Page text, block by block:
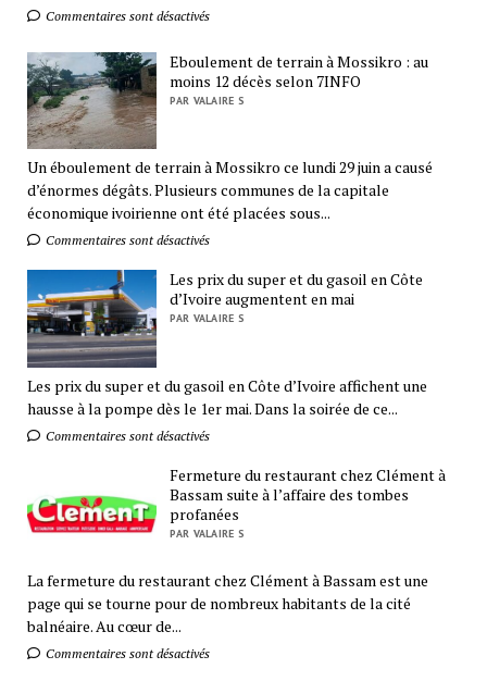
Commentaires sont désactivés
Eboulement de terrain à Mossikro : au
moins 12 décès selon 7INFO
PAR VALAIRE S
Un éboulement de terrain à Mossikro ce lundi 29 juin a causé
d’énormes dégâts. Plusieurs communes de la capitale
économique ivoirienne ont été placées sous...
Commentaires sont désactivés
Les prix du super et du gasoil en Côte
d’Ivoire augmentent en mai
PAR VALAIRE S
Les prix du super et du gasoil en Côte d’Ivoire affichent une
hausse à la pompe dès le 1er mai. Dans la soirée de ce...
Commentaires sont désactivés
Fermeture du restaurant chez Clément à
Bassam suite à l’affaire des tombes
profanées
PAR VALAIRE S
La fermeture du restaurant chez Clément à Bassam est une
page qui se tourne pour de nombreux habitants de la cité
balnéaire. Au cœur de...
Commentaires sont désactivés